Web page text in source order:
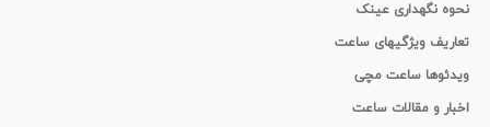
نحوه نگهداری عینک
تعاریف ویژگیهای ساعت
ویدئوها ساعت مچی
اخبار و مقالات ساعت